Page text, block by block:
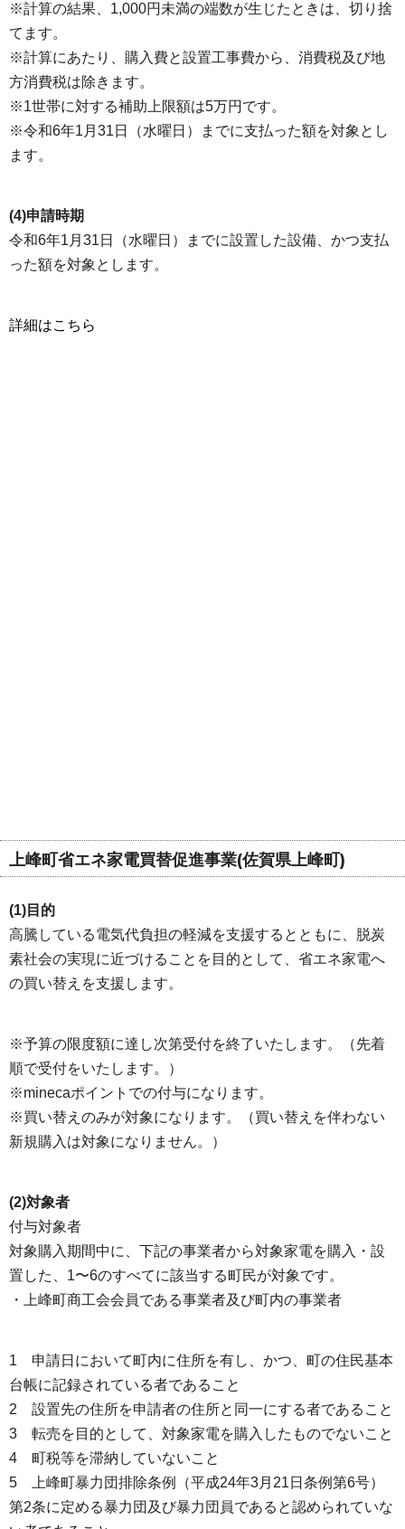
※計算の結果、1,000円未満の端数が生じたときは、切り捨
てます。
※計算にあたり、購入費と設置工事費から、消費税及び地
方消費税は除きます。
※1世帯に対する補助上限額は5万円です。
※令和6年1月31日（水曜日）までに支払った額を対象とし
ます。
(4)申請時期
令和6年1月31日（水曜日）までに設置した設備、かつ支払
った額を対象とします。
詳細はこちら
上峰町省エネ家電買替促進事業(佐賀県上峰町)
(1)目的
高騰している電気代負担の軽減を支援するとともに、脱炭
素社会の実現に近づけることを目的として、省エネ家電へ
の買い替えを支援します。
※予算の限度額に達し次第受付を終了いたします。（先着
順で受付をいたします。）
※minecaポイントでの付与になります。
※買い替えのみが対象になります。（買い替えを伴わない
新規購入は対象になりません。）
(2)対象者
付与対象者
対象購入期間中に、下記の事業者から対象家電を購入・設
置した、1〜6のすべてに該当する町民が対象です。
・上峰町商工会会員である事業者及び町内の事業者
1 申請日において町内に住所を有し、かつ、町の住民基本
台帳に記録されている者であること
2 設置先の住所を申請者の住所と同一にする者であること
3 転売を目的として、対象家電を購入したものでないこと
4 町税等を滞納していないこと
5 上峰町暴力団排除条例（平成24年3月21日条例第6号）
第2条に定める暴力団及び暴力団員であると認められていな